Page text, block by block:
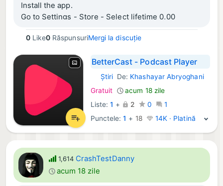
Install the app.
Go to Settings - Store - Select lifetime 0,00
0Like0 RăspunsuriMergi la discuție
BetterCast - Podcast Player
iOS Aplicații:
ȘtiriDe: Khashayar Abryoghani
Gratuit
acum 18 zile
Liste: 1 + 2 0
1
Punctele:1 + 18 14K · Platină
1,614 CrashTestDanny
acum 18 zile